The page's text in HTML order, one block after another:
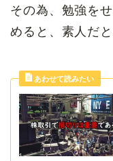
その為、勉強を
めると、素人だ